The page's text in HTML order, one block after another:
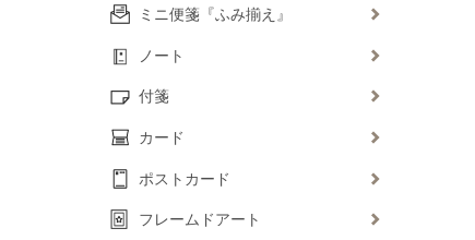
ミニ便箋『ふみ揃え』
ノート
付箋
カード
ポストカード
フレームドアート